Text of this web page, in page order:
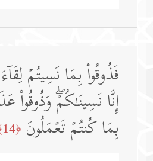
فَذُوقُوا۟ بِمَا نَسِیتُمۡ
إِنَّا نَسِینَـٰكُمۡۖ وَذُوقُوا۟
بِمَا كُنتُمۡ تَعۡمَلُونَ ﴿14﴾